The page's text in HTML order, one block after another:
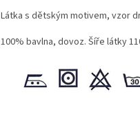
Látka s dětským motivem, vzor
100% bavlna, dovoz. Šíře látky